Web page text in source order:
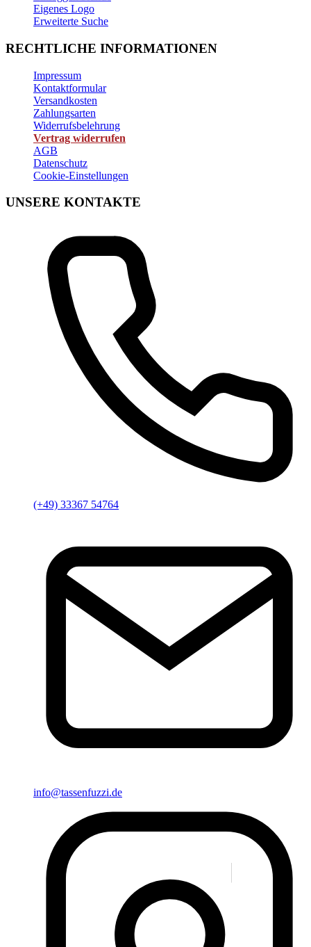
Eigenes Logo
Erweiterte Suche
RECHTLICHE INFORMATIONEN
Impressum
Kontaktformular
Versandkosten
Zahlungsarten
Widerrufsbelehrung
Vertrag widerrufen
AGB
Datenschutz
Cookie-Einstellungen
UNSERE KONTAKTE
(+49) 33367 54764
info@tassenfuzzi.de